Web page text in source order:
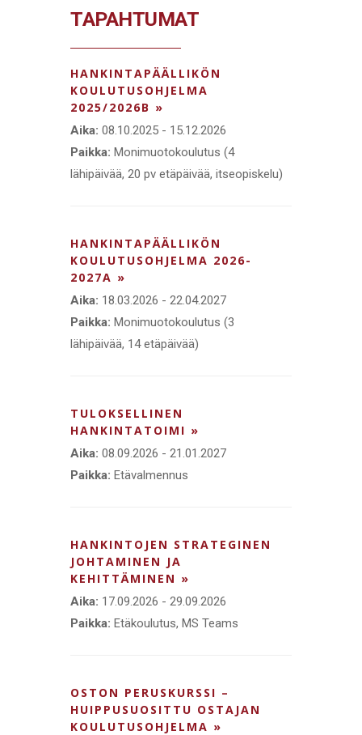
TAPAHTUMAT
HANKINTAPÄÄLLIKÖN
KOULUTUSOHJELMA
2025/2026B »
Aika: 08.10.2025 - 15.12.2026
Paikka: Monimuotokoulutus (4
lähipäivää, 20 pv etäpäivää, itseopiskelu)
HANKINTAPÄÄLLIKÖN
KOULUTUSOHJELMA 2026-
2027A »
Aika: 18.03.2026 - 22.04.2027
Paikka: Monimuotokoulutus (3
lähipäivää, 14 etäpäivää)
TULOKSELLINEN
HANKINTATOIMI »
Aika: 08.09.2026 - 21.01.2027
Paikka: Etävalmennus
HANKINTOJEN STRATEGINEN
JOHTAMINEN JA
KEHITTÄMINEN »
Aika: 17.09.2026 - 29.09.2026
Paikka: Etäkoulutus, MS Teams
OSTON PERUSKURSSI –
HUIPPUSUOSITTU OSTAJAN
KOULUTUSOHJELMA »